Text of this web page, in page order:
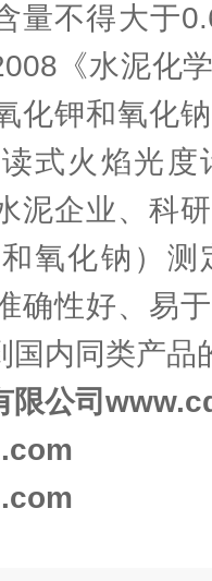
量不得大于
《水泥化
化钾和氧化
式火焰光
泥企业、科
氧化钠）测
确性好、易
国内同类产品
限公司